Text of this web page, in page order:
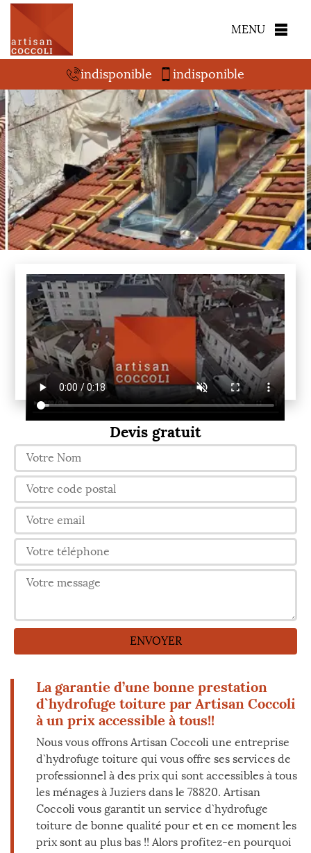
MENU
indisponible indisponible
Devis gratuit
La garantie d’une bonne prestation
d`hydrofuge toiture par Artisan Coccoli
à un prix accessible à tous!!
Nous vous offrons Artisan Coccoli une entreprise
d`hydrofuge toiture qui vous offre ses services de
professionnel à des prix qui sont accessibles à tous
les ménages à Juziers dans le 78820. Artisan
Coccoli vous garantit un service d`hydrofuge
toiture de bonne qualité pour et en ce moment les
prix sont au plus bas !! Alors profitez-en pourquoi